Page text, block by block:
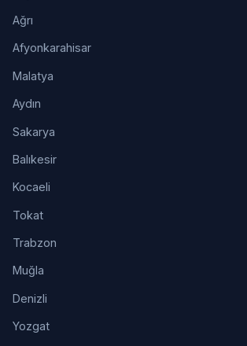
Ağrı
Afyonkarahisar
Malatya
Aydın
Sakarya
Balıkesir
Kocaeli
Tokat
Trabzon
Muğla
Denizli
Yozgat